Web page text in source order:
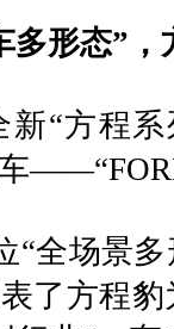
形态”，
“方程
车——“
“全场景
了方程